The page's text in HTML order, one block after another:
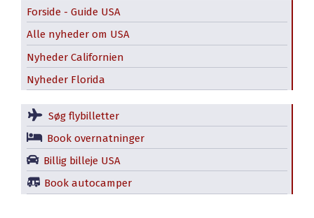
Forside - Guide USA
Alle nyheder om USA
Nyheder Californien
Nyheder Florida
Søg flybilletter
Book overnatninger
Billig billeje USA
Book autocamper